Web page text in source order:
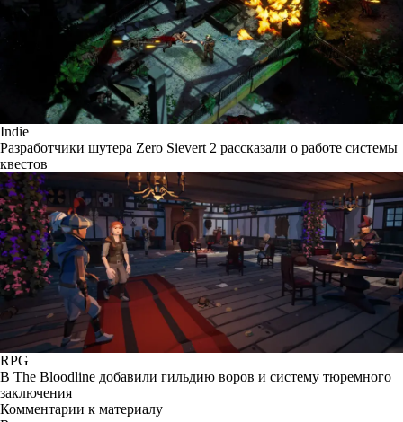
Indie
Разработчики шутера Zero Sievert 2 рассказали о работе системы
квестов
RPG
В The Bloodline добавили гильдию воров и систему тюремного
заключения
Комментарии к материалу